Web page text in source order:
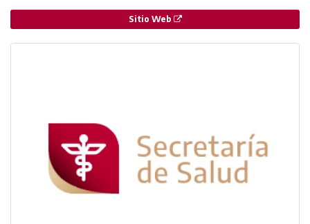
Sitio Web